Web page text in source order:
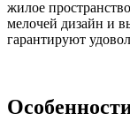
жилое
мелочей дизайн и
гарантируют